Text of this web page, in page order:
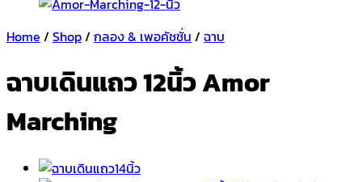
Home / Shop/ กลอง & เพอคัชชั่น / ฉาบ
ฉาบเดินแถว 12นิ้ว Amor
Marching